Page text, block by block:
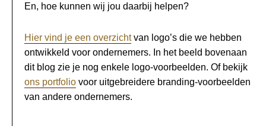
En, hoe kunnen wij jou daarbij helpen?
Hier vind je een overzichtvan logo’s die we hebben
ontwikkeld voor ondernemers. In het beeld bovenaan
dit blog zie je nog enkele logo-voorbeelden. Of bekijk
ons portfolio voor uitgebreidere branding-voorbeelden
van andere ondernemers.